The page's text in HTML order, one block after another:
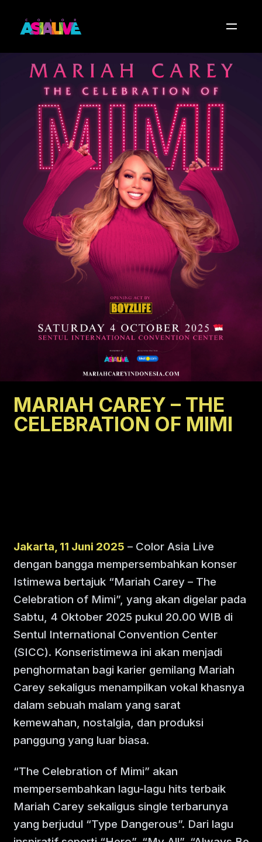
MARIAH CAREY – THE
CELEBRATION OF MIMI
Jakarta, 11 Juni 2025 – Color Asia Live
dengan bangga mempersembahkan konser
Istimewa bertajuk “Mariah Carey – The
Celebration of Mimi”, yang akan digelar pada
Sabtu, 4 Oktober 2025 pukul 20.00 WIB di
Sentul International Convention Center
(SICC). Konseristimewa ini akan menjadi
penghormatan bagi karier gemilang Mariah
Carey sekaligus menampilkan vokal khasnya
dalam sebuah malam yang sarat
kemewahan, nostalgia, dan produksi
panggung yang luar biasa.
“The Celebration of Mimi” akan
mempersembahkan lagu-lagu hits terbaik
Mariah Carey sekaligus single terbarunya
yang berjudul “Type Dangerous”. Dari lagu